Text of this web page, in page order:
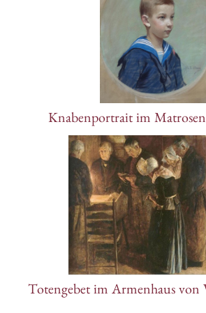
Knabenportrait im
Totengebet im Armenhaus von